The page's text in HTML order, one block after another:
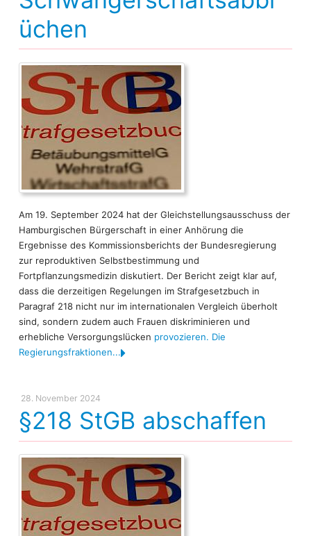
Hamburgs Partnerstädte
Human Trafficking
Ostseeraum
Arbeitsmarkt und Wohlfahrt
Intern
üchen
Am 19. September 2024 hat der Gleichstellungsausschuss der
Hamburgischen Bürgerschaft in einer Anhörung die
Ergebnisse des Kommissionsberichts der Bundesregierung
zur reproduktiven Selbstbestimmung und
Fortpflanzungsmedizin diskutiert. Der Bericht zeigt klar auf,
dass die derzeitigen Regelungen im Strafgesetzbuch in
Paragraf 218 nicht nur im internationalen Vergleich überholt
sind, sondern zudem auch Frauen diskriminieren und
erhebliche Versorgungslücken provozieren. Die
Regierungsfraktionen...
28. November 2024
§218 StGB abschaffen